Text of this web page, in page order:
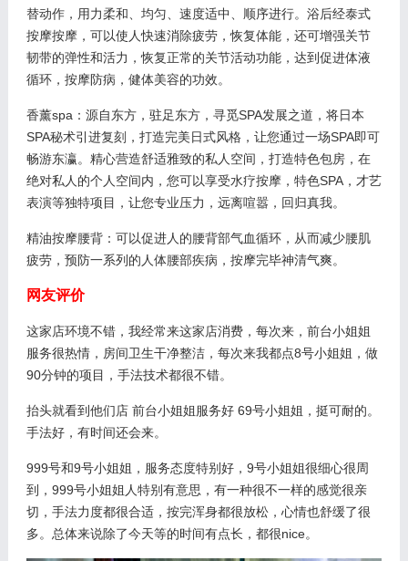
替动作，用力柔和、均匀、速度适中、顺序进行。浴后经泰式
按摩按摩，可以使人快速消除疲劳，恢复体能，还可增强关节
韧带的弹性和活力，恢复正常的关节活动功能，达到促进体液
循环，按摩防病，健体美容的功效。
香薰spa：源自东方，驻足东方，寻觅SPA发展之道，将日本
SPA秘术引进复刻，打造完美日式风格，让您通过一场SPA即可
畅游东瀛。精心营造舒适雅致的私人空间，打造特色包房，在
绝对私人的个人空间内，您可以享受水疗按摩，特色SPA，才艺
表演等独特项目，让您专业压力，远离喧嚣，回归真我。
精油按摩腰背：可以促进人的腰背部气血循环，从而减少腰肌
疲劳，预防一系列的人体腰部疾病，按摩完毕神清气爽。
网友评价
这家店环境不错，我经常来这家店消费，每次来，前台小姐姐
服务很热情，房间卫生干净整洁，每次来我都点8号小姐姐，做
90分钟的项目，手法技术都很不错。
抬头就看到他们店 前台小姐姐服务好 69号小姐姐，挺可耐的。
手法好，有时间还会来。
999号和9号小姐姐，服务态度特别好，9号小姐姐很细心很周
到，999号小姐姐人特别有意思，有一种很不一样的感觉很亲
切，手法力度都很合适，按完浑身都很放松，心情也舒缓了很
多。总体来说除了今天等的时间有点长，都很nice。